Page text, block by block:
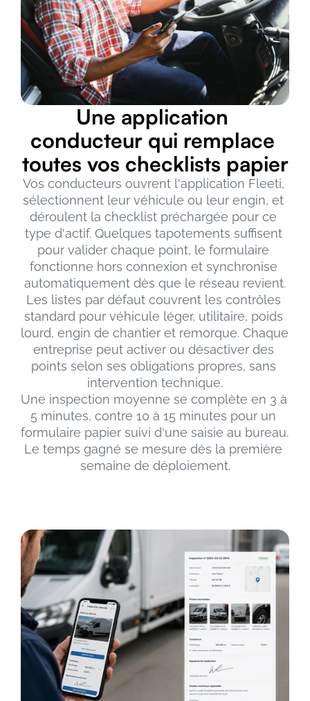
Une application
conducteur qui remplace
toutes vos checklists papier
Vos conducteurs ouvrent l'application Fleeti,
sélectionnent leur véhicule ou leur engin, et
déroulent la checklist préchargée pour ce
type d'actif. Quelques tapotements suffisent
pour valider chaque point, le formulaire
fonctionne hors connexion et synchronise
automatiquement dès que le réseau revient.
Les listes par défaut couvrent les contrôles
standard pour véhicule léger, utilitaire, poids
lourd, engin de chantier et remorque. Chaque
entreprise peut activer ou désactiver des
points selon ses obligations propres, sans
intervention technique.
Une inspection moyenne se complète en 3 à
5 minutes, contre 10 à 15 minutes pour un
formulaire papier suivi d'une saisie au bureau.
Le temps gagné se mesure dès la première
semaine de déploiement.